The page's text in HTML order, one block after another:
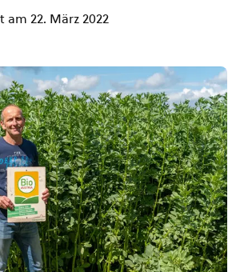
22. März 2022